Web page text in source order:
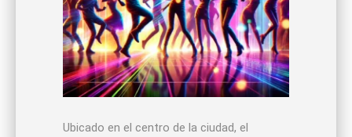
Ubicado en el centro de la ciudad, el